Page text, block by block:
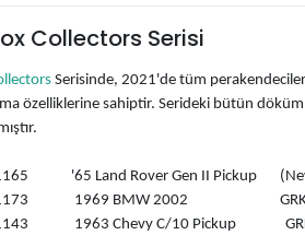
Collectors Serisi
Serisinde, 2021'de tüm
özelliklerine sahiptir. Serideki bütün
'65 Land Rover Gen II Pickup
1969 BMW 2002
1963 Chevy C/10 Pickup